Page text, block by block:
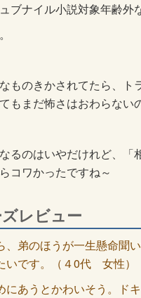
ブナイル小説対象年齢外
ものきかされてたら、ト
もまだ怖さはおわらな
るのはいやだけれど、
コワかったですね～
レビュー
、弟のほうが一生懸命聞
いです。（４0代 女性）
にあうとかわいそう。ド